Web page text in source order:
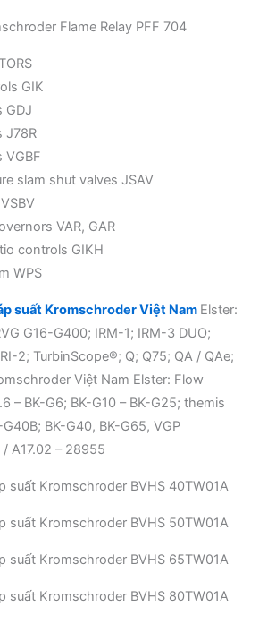
Flame Relay PFF 704
GIK
GDJ
J78R
VGBF
slam shut valves JSAV
VAR, GAR
controls GIKH
WPS
suất Kromschroder Việt Nam Elster:
G16-G400; IRM-1; IRM-3 DUO;
2; TurbinScope®; Q; Q75; QA / QAe;
Việt Nam Elster: Flow
– BK-G6; BK-G10 – BK-G25; themis
G40B; BK-G40, BK-G65, VGP
A17.02 – 28955
suất Kromschroder BVHS 40TW01A
suất Kromschroder BVHS 50TW01A
suất Kromschroder BVHS 65TW01A
suất Kromschroder BVHS 80TW01A